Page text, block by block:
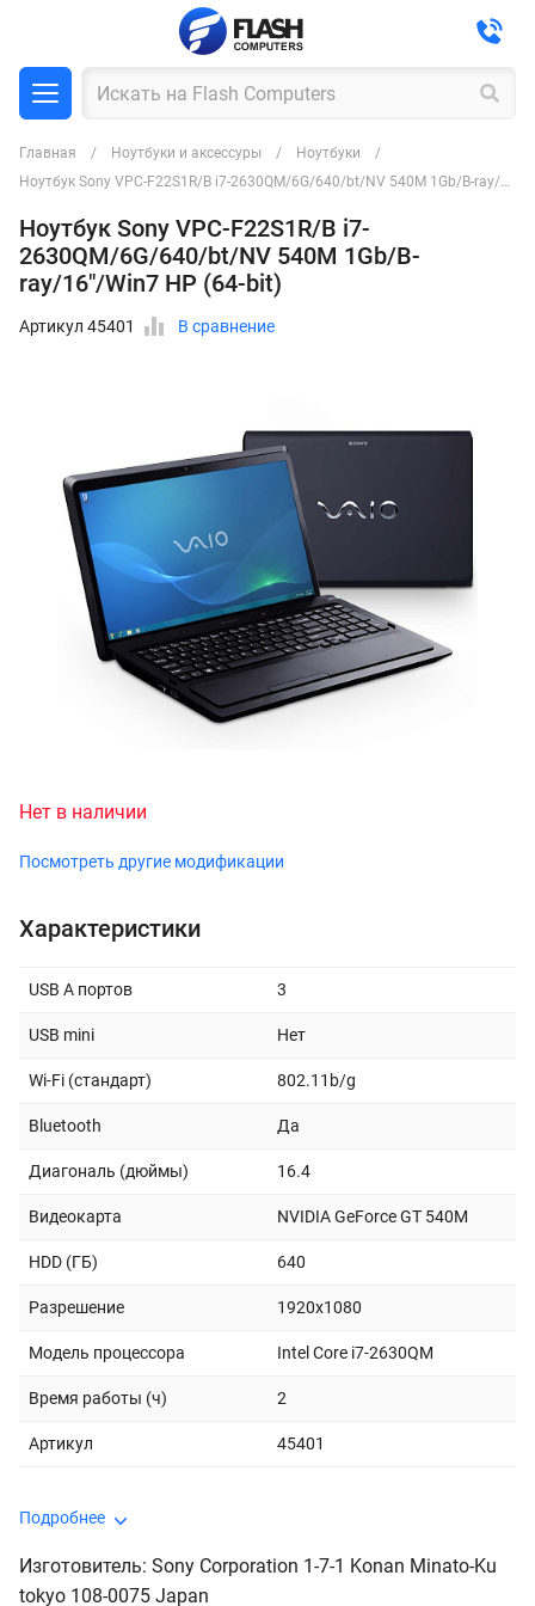
Главная Ноутбуки и аксессуры
Ноутбуки
Ноутбук Sony VPC-F22S1R/B i7-2630QM/6G/640/bt/NV 540M 1Gb/B-ray/16"/Win7 HP (64-bit)
Ноутбук Sony VPC-F22S1R/B i7-
2630QM/6G/640/bt/NV 540M 1Gb/B-
ray/16"/Win7 HP (64-bit)
Артикул 45401 В сравнение
Нет в наличии
Посмотреть другие модификации
Характеристики
USB A портов 3
USB mini Нет
Wi-Fi (стандарт) 802.11b/g
Bluetooth Да
Диагональ (дюймы) 16.4
Видеокарта NVIDIA GeForce GT 540M
HDD (ГБ) 640
Разрешение 1920x1080
Модель процессора Intel Core i7-2630QM
Время работы (ч) 2
Артикул 45401
Подробнее
Изготовитель: Sony Corporation 1-7-1 Konan Minato-Ku
tokyo 108-0075 Japan